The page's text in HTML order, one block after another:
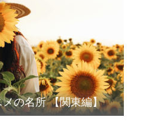
の名所 【関東編】